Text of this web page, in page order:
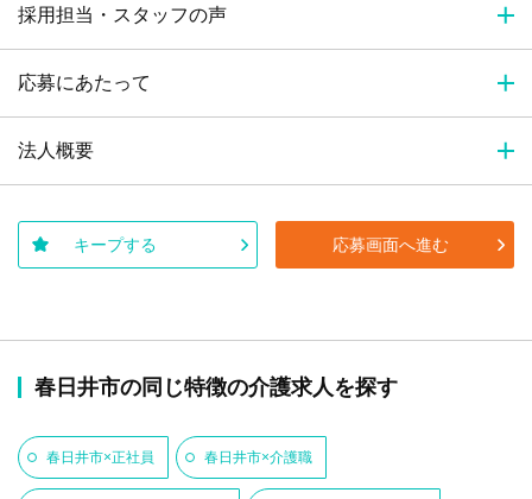
採用担当・スタッフの声
応募にあたって
法人概要
キープする 応募画面へ進む
春日井市の同じ特徴の介護求人を探す
春日井市×正社員 春日井市×介護職